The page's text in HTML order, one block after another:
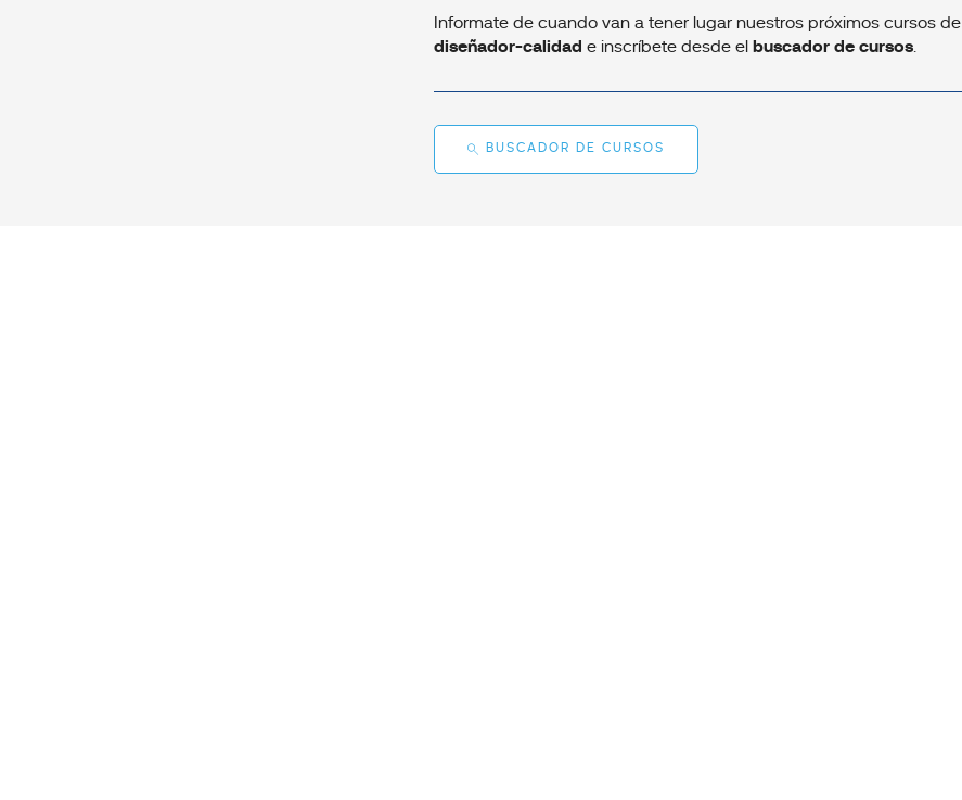
Informate de cuando van a tener lugar nuestros próximos cursos de
diseñador-calidad e inscríbete desde el buscador de cursos.
BUSCADOR DE CURSOS